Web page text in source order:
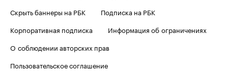
Скрыть баннеры на РБК
Подписка на РБК
Корпоративная подписка
Информация об ограничениях
О соблюдении авторских прав
Пользовательское соглашение